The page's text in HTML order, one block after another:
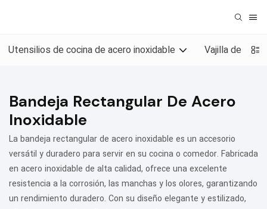
Utensilios de cocina de acero inoxidable Vajilla de
Bandeja Rectangular De Acero
Inoxidable
La bandeja rectangular de acero inoxidable es un accesorio
versátil y duradero para servir en su cocina o comedor. Fabricada
en acero inoxidable de alta calidad, ofrece una excelente
resistencia a la corrosión, las manchas y los olores, garantizando
un rendimiento duradero. Con su diseño elegante y estilizado,